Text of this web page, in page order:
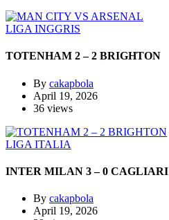
LIGA INGGRIS
TOTENHAM 2 – 2 BRIGHTON
By cakapbola
April 19, 2026
36 views
LIGA ITALIA
INTER MILAN 3 – 0 CAGLIARI
By cakapbola
April 19, 2026